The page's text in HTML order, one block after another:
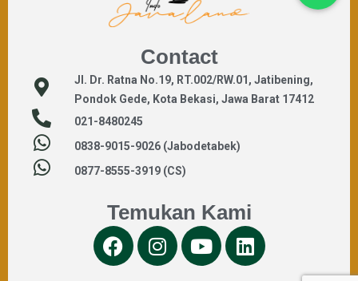
Contact
Jl. Dr. Ratna No.19, RT.002/RW.01, Jatibening,
Pondok Gede, Kota Bekasi, Jawa Barat 17412
021-8480245
0838-9015-9026 (Jabodetabek)
0877-8555-3919 (CS)
Temukan Kami